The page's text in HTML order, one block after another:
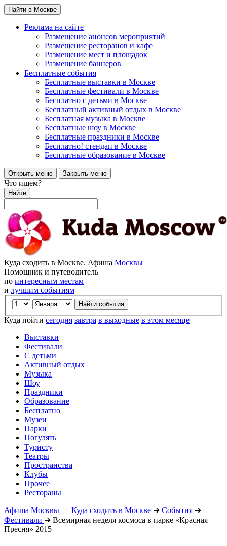
Найти в Москве
Реклама на сайте
Размещение анонсов мероприятий
Размещение ресторанов и кафе
Размещение мест и площадок
Размещение баннеров
Бесплатные события
Бесплатные выставки в Москве
Бесплатные фестивали в Москве
Бесплатно с детьми в Москве
Бесплатный активный отдых в Москве
Бесплатная музыка в Москве
Бесплатные шоу в Москве
Бесплатные праздники в Москве
Бесплатно! стендап в Москве
Бесплатные образование в Москве
Открыть меню Закрыть меню
Что ищем?
Найти
Куда сходить в Москве. Афиша Москвы
Помощник и путеводитель
по интересным местам
и лучшим событиям
Куда пойти сегодня завтра в выходные в этом месяце
Выставки
Фестивали
С детьми
Активный отдых
Музыка
Шоу
Праздники
Образование
Бесплатно
Музеи
Парки
Погулять
Туристу
Театры
Пространства
Клубы
Прочее
Рестораны
Афиша Москвы — Куда сходить в Москве ➔ События ➔
Фестивали ➔ Всемирная неделя космоса в парке «Красная
Пресня» 2015